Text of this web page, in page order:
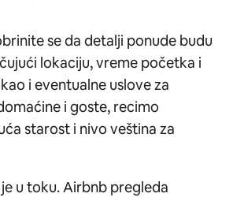
se da detalji ponude budu
lokaciju, vreme početka i
i eventualne uslove za
i goste, recimo
starost i nivo veština za
u toku. Airbnb pregleda